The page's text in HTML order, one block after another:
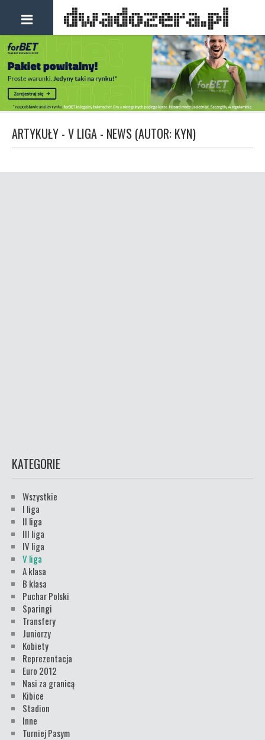
ARTYKUŁY - V LIGA - NEWS (AUTOR: KYN)
KATEGORIE
Wszystkie
I liga
II liga
III liga
IV liga
V liga
A klasa
B klasa
Puchar Polski
Sparingi
Transfery
Juniorzy
Kobiety
Reprezentacja
Euro 2012
Nasi za granicą
Kibice
Stadion
Inne
Turniej Pasym